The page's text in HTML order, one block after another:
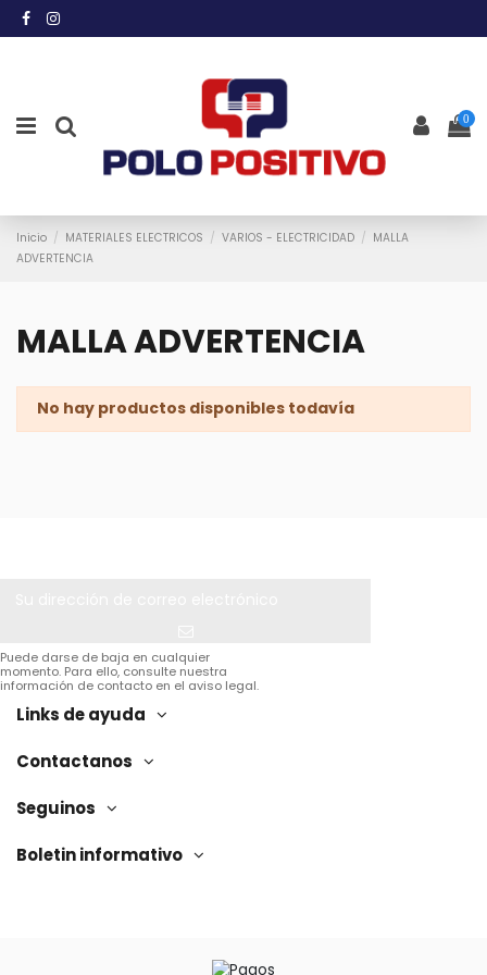
0
Inicio MATERIALES ELECTRICOS VARIOS - ELECTRICIDAD
MALLA
ADVERTENCIA
MALLA ADVERTENCIA
No hay productos disponibles todavía
Puede darse de baja en cualquier
momento. Para ello, consulte nuestra
información de contacto en el aviso legal.
Links de ayuda
Contactanos
Seguinos
Boletin informativo